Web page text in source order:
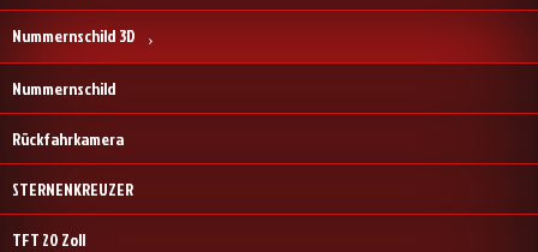
Nummernschild 3D
Nummernschild
Rückfahrkamera
STERNENKREUZER
TFT 20 Zoll